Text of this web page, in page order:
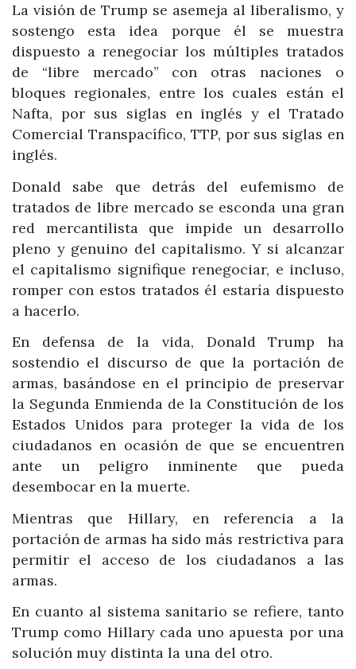
La visión de Trump se asemeja al liberalismo, y
sostengo esta idea porque él se muestra
dispuesto a renegociar los múltiples tratados
de “libre mercado” con otras naciones o
bloques regionales, entre los cuales están el
Nafta, por sus siglas en inglés y el Tratado
Comercial Transpacífico, TTP, por sus siglas en
inglés.
Donald sabe que detrás del eufemismo de
tratados de libre mercado se esconda una gran
red mercantilista que impide un desarrollo
pleno y genuino del capitalismo. Y si alcanzar
el capitalismo signifique renegociar, e incluso,
romper con estos tratados él estaría dispuesto
a hacerlo.
En defensa de la vida, Donald Trump ha
sostendio el discurso de que la portación de
armas, basándose en el principio de preservar
la Segunda Enmienda de la Constitución de los
Estados Unidos para proteger la vida de los
ciudadanos en ocasión de que se encuentren
ante un peligro inminente que pueda
desembocar en la muerte.
Mientras que Hillary, en referencia a la
portación de armas ha sido más restrictiva para
permitir el acceso de los ciudadanos a las
armas.
En cuanto al sistema sanitario se refiere, tanto
Trump como Hillary cada uno apuesta por una
solución muy distinta la una del otro.